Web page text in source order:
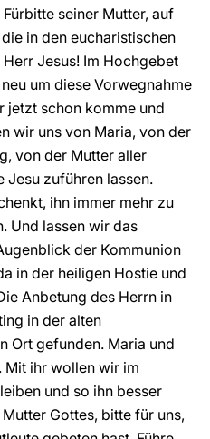
seiner Mutter, auf
in den eucharistischen
Jesus! Im Hochgebet
um diese Vorwegnahme
jetzt schon komme und
wir uns von Maria, von der
von der Mutter aller
Jesu zuführen lassen.
ihn immer mehr zu
Und lassen wir das
der Kommunion
in der heiligen Hostie und
Anbetung des Herrn in
in der alten
Ort gefunden. Maria und
Mit ihr wollen wir im
und so ihn besser
Gottes, bitte für uns,